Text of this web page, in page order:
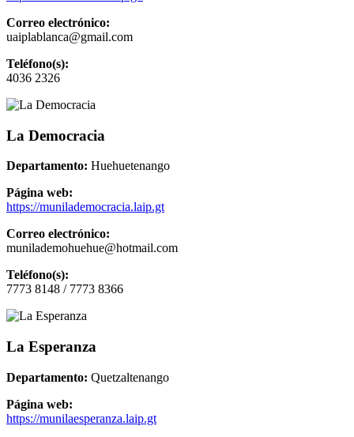
Correo electrónico:
uaiplablanca@gmail.com
Teléfono(s):
4036 2326
La Democracia
Departamento: Huehuetenango
Página web:
https://munilademocracia.laip.gt
Correo electrónico:
munilademohuehue@hotmail.com
Teléfono(s):
7773 8148 / 7773 8366
La Esperanza
Departamento: Quetzaltenango
Página web:
https://munilaesperanza.laip.gt